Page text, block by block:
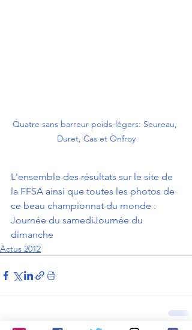
Quatre sans barreur poids-légers: Seureau,
Duret, Cas et Onfroy
L'ensemble des résultats sur le site de
la FFSA ainsi que toutes les photos de
ce beau championnat du monde :
Journée du samediJournée du
dimanche
Actus 2012